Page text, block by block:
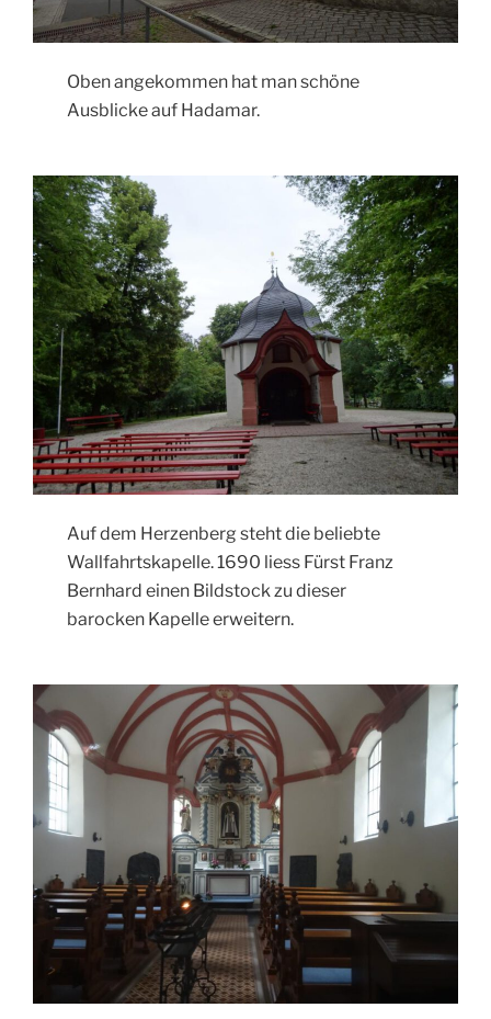
Oben angekommen hat man schöne
Ausblicke auf Hadamar.
Auf dem Herzenberg steht die beliebte
Wallfahrtskapelle. 1690 liess Fürst Franz
Bernhard einen Bildstock zu dieser
barocken Kapelle erweitern.